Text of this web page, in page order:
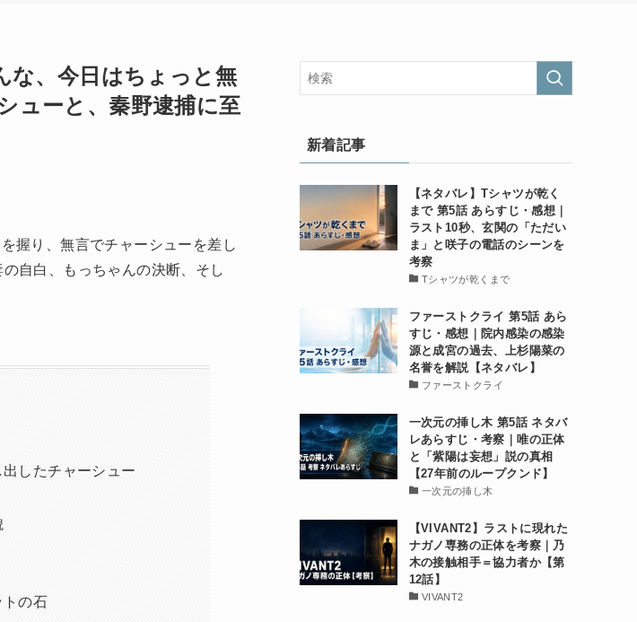
な、今日はちょっと無
ューと、秦野逮捕に至
握り、無言でチャーシューを差し
自白、もっちゃんの決断、そし
したチャーシュー
トの石
新着記事
【ネタバレ】Tシャツが乾く
まで 第5話 あらすじ・感想｜
ラスト10秒、玄関の「ただい
ま」と咲子の電話のシーンを
考察
Tシャツが乾くまで
ファーストクライ 第5話 あら
すじ・感想｜院内感染の感染
源と成宮の過去、上杉陽菜の
名誉を解説【ネタバレ】
ファーストクライ
一次元の挿し木 第5話 ネタバ
レあらすじ・考察｜唯の正体
と「紫陽は妄想」説の真相
【27年前のループクンド】
一次元の挿し木
【VIVANT2】ラストに現れた
ナガノ専務の正体を考察｜乃
木の接触相手＝協力者か【第
12話】
VIVANT2